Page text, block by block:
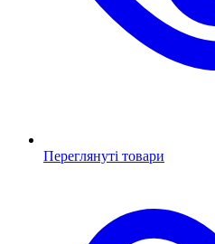
Переглянуті товари